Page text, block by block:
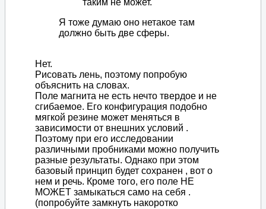
таким не может.
Я тоже думаю оно нетакое там
должно быть две сферы.
Нет.
Рисовать лень, поэтому попробую
объяснить на словах.
Поле магнита не есть нечто твердое и не
сгибаемое. Его конфигурация подобно
мягкой резине может меняться в
зависимости от внешних условий .
Поэтому при его исследовании
различными пробниками можно получить
разные результаты. Однако при этом
базовый принцип будет сохранен , вот о
нем и речь. Кроме того, его поле НЕ
МОЖЕТ замыкаться само на себя .
(попробуйте замкнуть накоротко